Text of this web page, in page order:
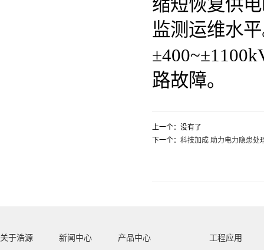
缩短恢复供
监测运维水
路故障。
上一个：没有了
下一个： 科技加成 助力电力隐患处
关于浩源 新闻中心 产品中心 工程应用